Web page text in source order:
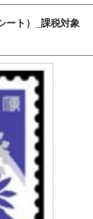
ート）_課税対象